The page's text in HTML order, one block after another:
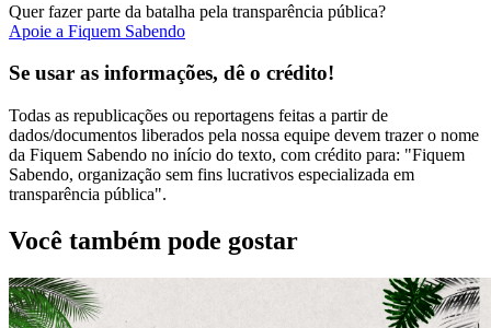
Quer fazer parte da batalha pela transparência pública?
Apoie a Fiquem Sabendo
Se usar as informações, dê o crédito!
Todas as republicações ou reportagens feitas a partir de
dados/documentos liberados pela nossa equipe devem trazer o nome
da Fiquem Sabendo no início do texto, com crédito para: "Fiquem
Sabendo, organização sem fins lucrativos especializada em
transparência pública".
Você também pode gostar